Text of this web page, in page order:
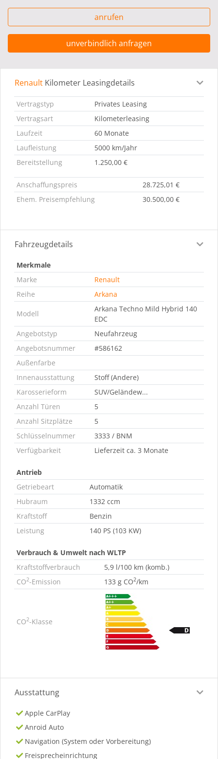
anrufen
unverbindlich anfragen
Leasingdetails Fahrzeugdetails
Renault Kilometer Leasingdetails
Vertragstyp
Privates Leasing
Vertragsart
Kilometerleasing
Laufzeit
60 Monate
Laufleistung
5000 km/Jahr
Bereitstellung
1.250,00 €
Anschaffungspreis
28.725,01 €
Ehem. Preisempfehlung
30.500,00 €
Fahrzeugdetails
Merkmale
Marke
Renault
Reihe
Arkana
Modell
Arkana Techno Mild Hybrid 140
EDC
Angebotstyp
Neufahrzeug
Angebotsnummer
#586162
Außenfarbe
Innenausstattung
Stoff (Andere)
Karosserieform
SUV/Geländew...
Anzahl Türen
5
Anzahl Sitzplätze
5
Schlüsselnummer
3333 / BNM
Verfügbarkeit
Lieferzeit ca. 3 Monate
Antrieb
Getriebeart
Automatik
Hubraum
1332 ccm
Kraftstoff
Benzin
Leistung
140 PS (103 KW)
Verbrauch & Umwelt nach WLTP
Kraftstoffverbrauch
5,9 l/100 km (komb.)
CO2-Emission 133 g CO2/km
CO2-Klasse
Ausstattung
Apple CarPlay
Anroid Auto
Navigation (System oder Vorbereitung)
Freisprecheinrichtung